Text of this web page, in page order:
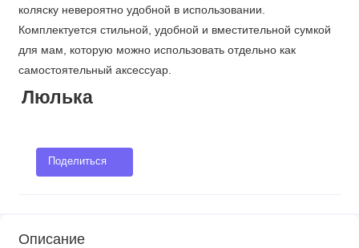
коляску невероятно удобной в использовании.
Комплектуется стильной, удобной и вместительной сумкой
для мам, которую можно использовать отдельно как
самостоятельный аксессуар.
Люлька
Поделиться
Описание